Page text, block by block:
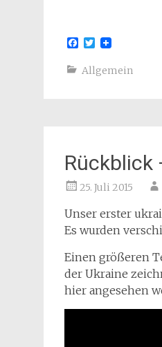
Facebook
Twitter
Allgemein
Rückblick
25. Juli 2015
Unser erster
Es wurden
Einen größeren
der Ukraine
hier angesehen